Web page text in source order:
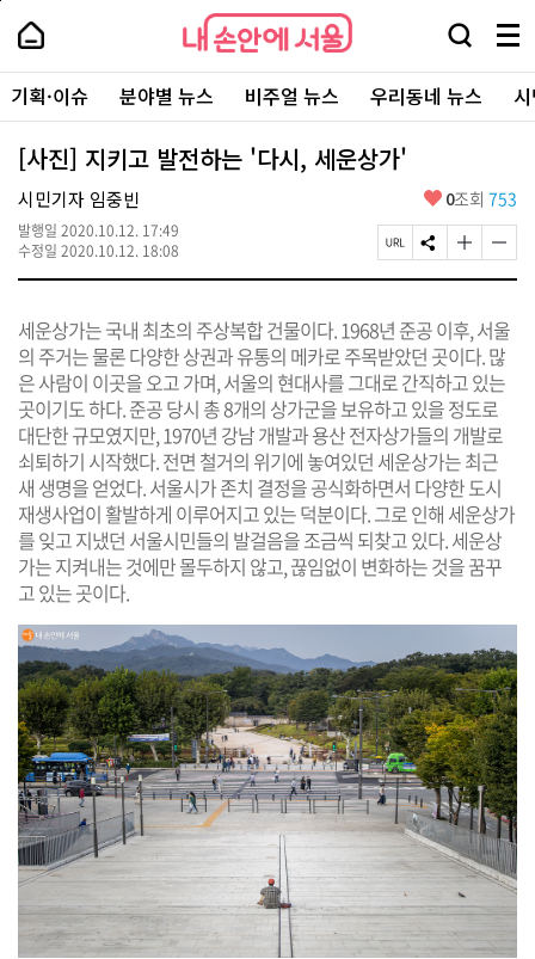
본
로
가
기
내
손
안
에
서
울
-
서
울
시
대
표
소
포
털
내
손
에
서
울
검
창
열
기
메
뉴
전
체
보
주
요
서
기획·이슈 분야별 뉴스 비주얼 뉴스 우리동네 뉴스
[사진] 지키고 발전하는 '다시, 세운상가'
시민기자 임중빈
발행일 2020.10.12. 17:49
수정일 2020.10.12. 18:08
좋
요
0조회 753
페
이
R
L
복
사
S
N
유
하
기
글
자
크
게
변
경
하
기
글
자
작
게
변
경
기
세운상가는 국내 최초의 주상복합 건물이다. 1968년 준공 이후, 서울
의 주거는 물론 다양한 상권과 유통의 메카로 주목받았던 곳이다. 많
은 사람이 이곳을 오고 가며, 서울의 현대사를 그대로 간직하고 있는
곳이기도 하다. 준공 당시 총 8개의 상가군을 보유하고 있을 정도로
대단한 규모였지만, 1970년 강남 개발과 용산 전자상가들의 개발로
쇠퇴하기 시작했다. 전면 철거의 위기에 놓여있던 세운상가는 최근
새 생명을 얻었다. 서울시가 존치 결정을 공식화하면서 다양한 도시
재생사업이 활발하게 이루어지고 있는 덕분이다. 그로 인해 세운상가
를 잊고 지냈던 서울시민들의 발걸음을 조금씩 되찾고 있다. 세운상
가는 지켜내는 것에만 몰두하지 않고, 끊임없이 변화하는 것을 꿈꾸
고 있는 곳이다.
페
상
단
으
로